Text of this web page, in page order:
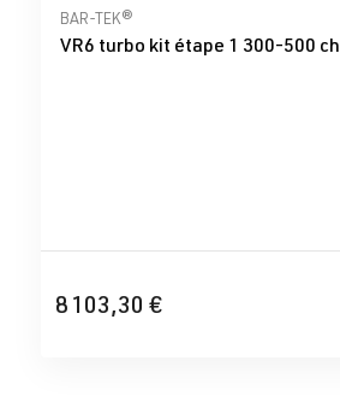
Note moyenne de 0 sur 5 étoiles
BAR-TEK®
VR6 turbo kit étape 1 300-500 ch
8 103,30 €